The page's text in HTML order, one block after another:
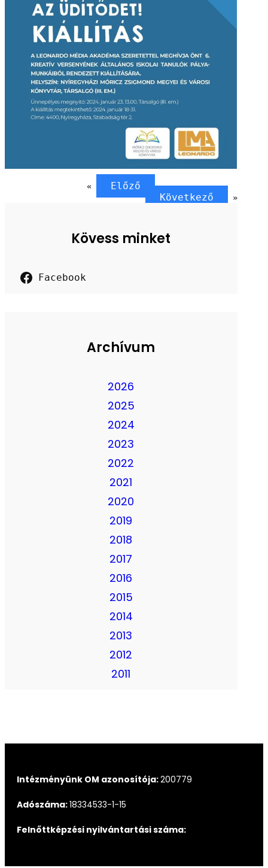
«
Előző
Következő
»
Kövess minket
Facebook
Archívum
2026
2025
2024
2023
2022
2021
2020
2019
2018
2017
2016
2015
2014
2013
2012
2011
Intézményünk OM azonosítója:200779
Adószáma:18334533-1-15
Felnőttképzési nyilvántartási száma: